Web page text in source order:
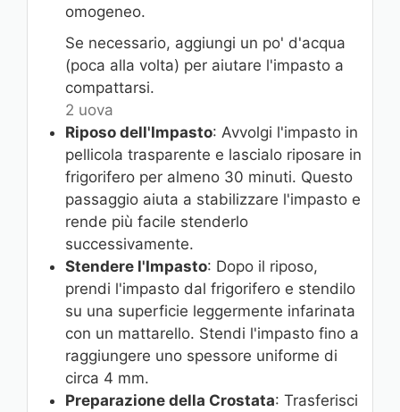
omogeneo.
Se necessario, aggiungi un po' d'acqua
(poca alla volta) per aiutare l'impasto a
compattarsi.
2 uova
Riposo dell'Impasto: Avvolgi l'impasto in
pellicola trasparente e lascialo riposare in
frigorifero per almeno 30 minuti. Questo
passaggio aiuta a stabilizzare l'impasto e
rende più facile stenderlo
successivamente.
Stendere l'Impasto: Dopo il riposo,
prendi l'impasto dal frigorifero e stendilo
su una superficie leggermente infarinata
con un mattarello. Stendi l'impasto fino a
raggiungere uno spessore uniforme di
circa 4 mm.
Preparazione della Crostata: Trasferisci